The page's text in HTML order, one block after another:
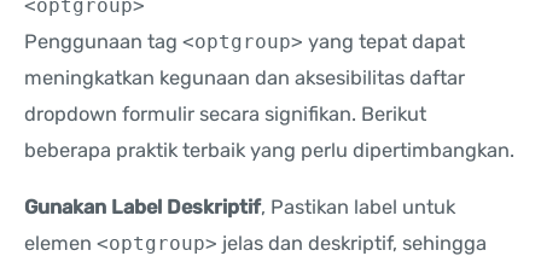
<optgroup>
Penggunaan tag <optgroup> yang tepat dapat
meningkatkan kegunaan dan aksesibilitas daftar
dropdown formulir secara signifikan. Berikut
beberapa praktik terbaik yang perlu dipertimbangkan.
Gunakan Label Deskriptif, Pastikan label untuk
elemen <optgroup> jelas dan deskriptif, sehingga